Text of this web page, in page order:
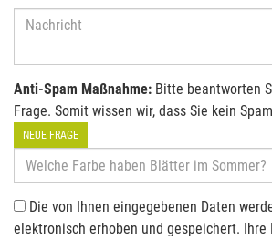
Anti-Spam Maßnahme: Bitte beantworten
Frage. Somit wissen wir, dass Sie kein
NEUE FRAGE
Die von Ihnen eingegebenen Daten
elektronisch erhoben und gespeichert. Ihre